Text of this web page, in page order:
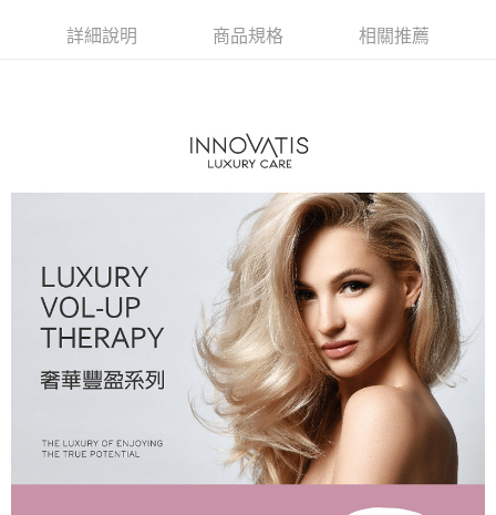
運送方式
每筆NT$80，滿NT$2,000(含以上)免運費
每筆NT$80，滿NT$2,000(含以上)免運費
付款後7-11取貨
每筆NT$80，滿NT$2,000(含以上)免運費
每筆NT$80，滿NT$2,000(含以上)免運費
每筆NT$120，滿NT$2,000(含以上)免運費
詳細說明 商品規格 相關推薦